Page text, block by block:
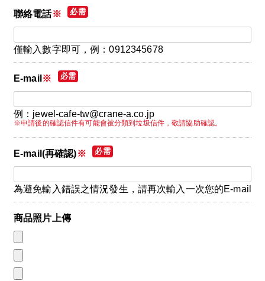
聯絡電話※
僅輸入數字即可，例：0912345678
E-mail ※
例：jewel-cafe-tw@crane-a.co.jp
※申請後的確認信件有可能會被分類到垃圾信件，敬請協助確認。
E-mail(再確認)※
為避免輸入錯誤之情況發生，請再次輸入一次您的E-mail
商品照片上傳